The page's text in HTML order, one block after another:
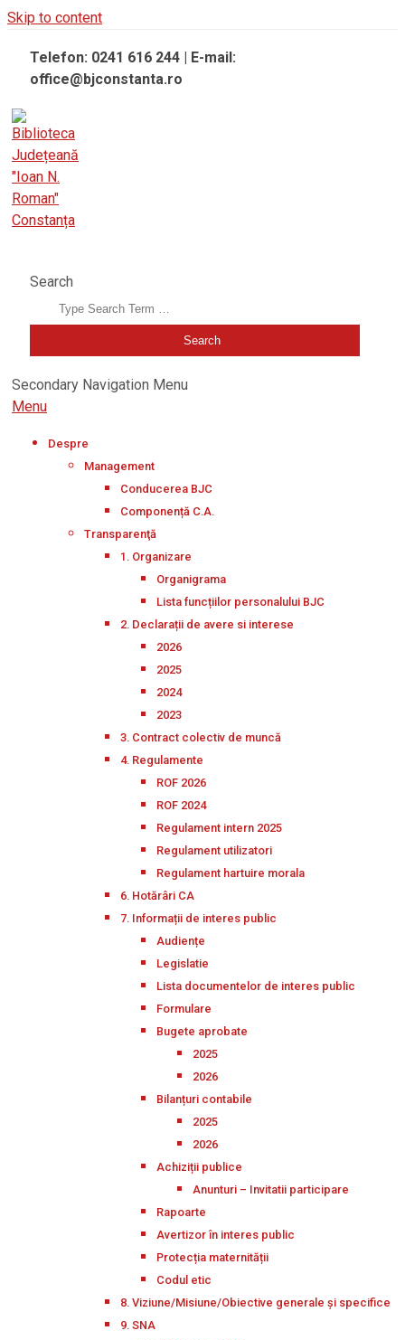
Skip to content
Telefon: 0241 616 244 | E-mail:
office@bjconstanta.ro
Search
Secondary Navigation Menu
Menu
Despre
Management
Conducerea BJC
Componență C.A.
Transparenţă
1. Organizare
Organigrama
Lista funcțiilor personalului BJC
2. Declarații de avere si interese
2026
2025
2024
2023
3. Contract colectiv de muncă
4. Regulamente
ROF 2026
ROF 2024
Regulament intern 2025
Regulament utilizatori
Regulament hartuire morala
6. Hotărâri CA
7. Informații de interes public
Audiențe
Legislatie
Lista documentelor de interes public
Formulare
Bugete aprobate
2025
2026
Bilanțuri contabile
2025
2026
Achiziții publice
Anunturi – Invitatii participare
Rapoarte
Avertizor în interes public
Protecția maternității
Codul etic
8. Viziune/Misiune/Obiective generale și specifice
9. SNA